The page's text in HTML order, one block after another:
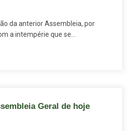
da anterior Assembleia, por
a intempérie que se…
Geral de hoje